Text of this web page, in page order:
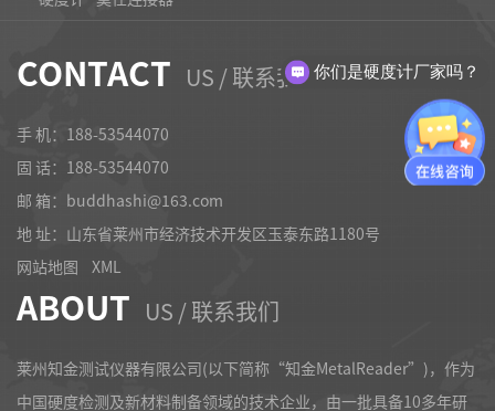
CONTACT US / 联系我们
手 机：188-53544070
固 话： 188-53544070
邮 箱：buddhashi@163.com
地 址：山东省莱州市经济技术开发区玉泰东路1180号
网站地图
XML
ABOUT US / 联系我们
莱州知金测试仪器有限公司(以下简称“知金MetalReader”)，作为
中国硬度检测及新材料制备领域的技术企业，由一批具备10多年研
你们是硬度计厂家吗？
知金硬度计价格